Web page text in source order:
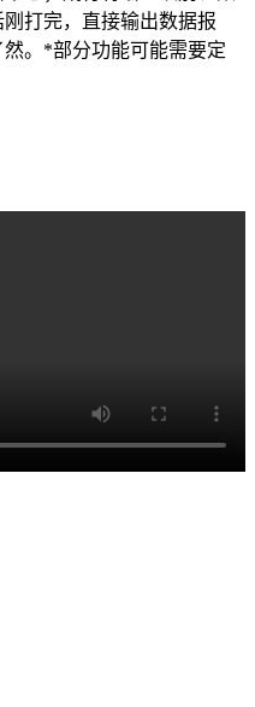
打完，直接输出数据报
。*部分功能可能需要定